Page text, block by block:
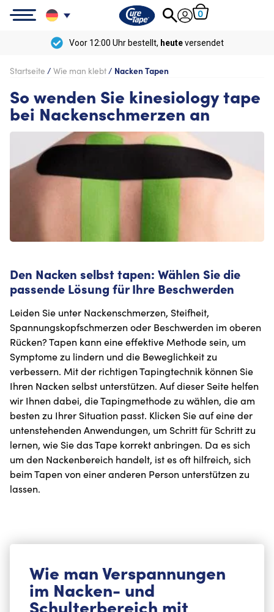
0
KostenloseLieferung ab
Startseite / Wie man klebt/ Nacken Tapen
So wenden Sie kinesiology tape
bei Nackenschmerzen an
Den Nacken selbst tapen: Wählen Sie die
passende Lösung für Ihre Beschwerden
Leiden Sie unter Nackenschmerzen, Steifheit,
Spannungskopfschmerzen oder Beschwerden im oberen
Rücken? Tapen kann eine effektive Methode sein, um
Symptome zu lindern und die Beweglichkeit zu
verbessern. Mit der richtigen Tapingtechnik können Sie
Ihren Nacken selbst unterstützen. Auf dieser Seite helfen
wir Ihnen dabei, die Tapingmethode zu wählen, die am
besten zu Ihrer Situation passt. Klicken Sie auf eine der
untenstehenden Anwendungen, um Schritt für Schritt zu
lernen, wie Sie das Tape korrekt anbringen. Da es sich
um den Nackenbereich handelt, ist es oft hilfreich, sich
beim Tapen von einer anderen Person unterstützen zu
lassen.
Wie man Verspannungen
im Nacken- und
Schulterbereich mit